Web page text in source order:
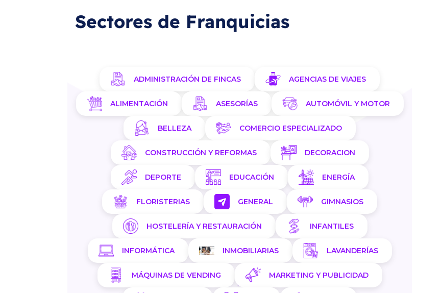
Sectores de Franquicias
ADMINISTRACIÓN DE FINCAS AGENCIAS DE VIAJES
ALIMENTACIÓN ASESORÍAS AUTOMÓVIL Y MOTOR
BELLEZA COMERCIO ESPECIALIZADO
CONSTRUCCIÓN Y REFORMAS DECORACION
DEPORTE EDUCACIÓN ENERGÍA
FLORISTERIAS GENERAL GIMNASIOS
HOSTELERÍA Y RESTAURACIÓN INFANTILES
INFORMÁTICA INMOBILIARIAS LAVANDERÍAS
MÁQUINAS DE VENDING MARKETING Y PUBLICIDAD